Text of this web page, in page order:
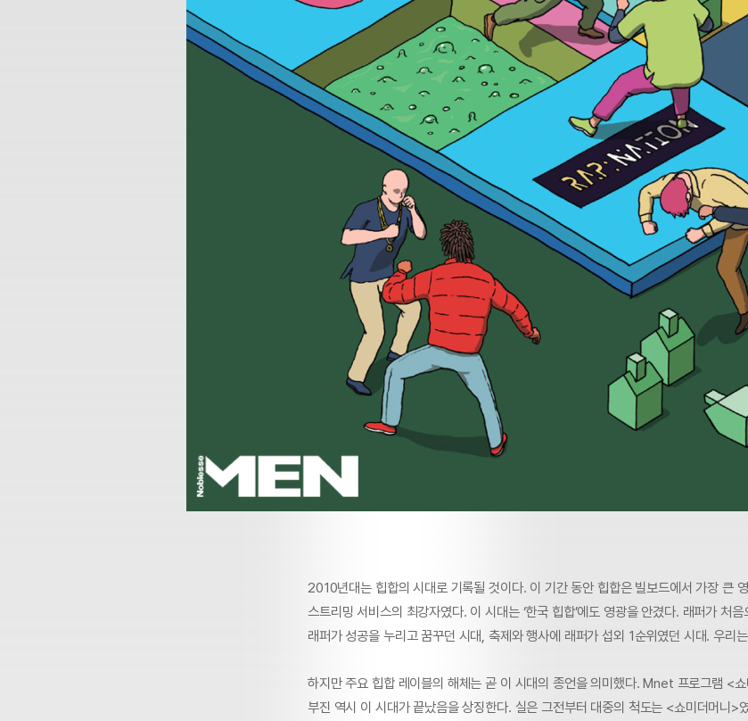
2010년대는 힙합의 시대로 기록될 것이다. 이 기간 동안 힙합은 빌보드에서 가장 큰
스트리밍 서비스의 최강자였다. 이 시대는 ‘한국 힙합’에도 영광을 안겼다. 래퍼가 처
래퍼가 성공을 누리고 꿈꾸던 시대, 축제와 행사에 래퍼가 섭외 1순위였던 시대. 우리
하지만 주요 힙합 레이블의 해체는 곧 이 시대의 종언을 의미했다. Mnet 프로그램 <
부진 역시 이 시대가 끝났음을 상징한다. 실은 그전부터 대중의 척도는 <쇼미더머니>